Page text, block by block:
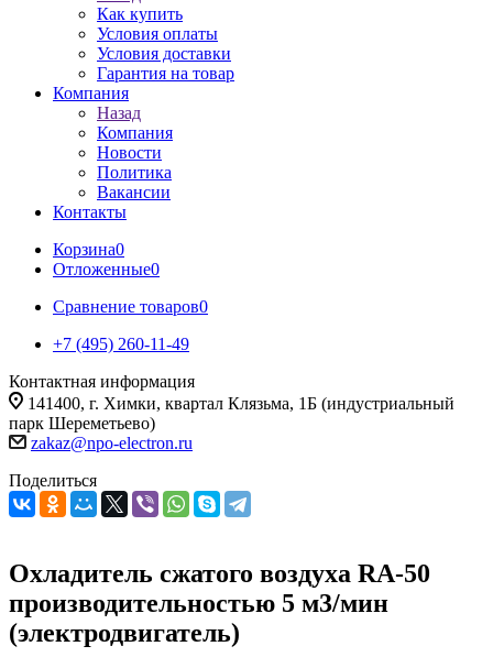
Как купить
Условия оплаты
Условия доставки
Гарантия на товар
Компания
Назад
Компания
Новости
Политика
Вакансии
Контакты
Корзина0
Отложенные0
Сравнение товаров0
+7 (495) 260-11-49
Контактная информация
141400, г. Химки, квартал Клязьма, 1Б (индустриальный
парк Шереметьево)
zakaz@npo-electron.ru
Поделиться
Охладитель сжатого воздуха RA-50
производительностью 5 м3/мин
(электродвигатель)